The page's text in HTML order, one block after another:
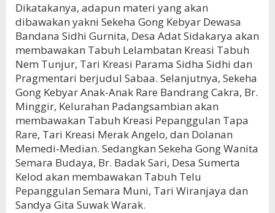
Dikatakanya, adapun materi yang akan
dibawakan yakni Sekeha Gong Kebyar Dewasa
Bandana Sidhi Gurnita, Desa Adat Sidakarya akan
membawakan Tabuh Lelambatan Kreasi Tabuh
Nem Tunjur, Tari Kreasi Parama Sidha Sidhi dan
Pragmentari berjudul Sabaa. Selanjutnya, Sekeha
Gong Kebyar Anak-Anak Rare Bandrang Cakra, Br.
Minggir, Kelurahan Padangsambian akan
membawakan Tabuh Kreasi Pepanggulan Tapa
Rare, Tari Kreasi Merak Angelo, dan Dolanan
Memedi-Median. Sedangkan Sekeha Gong Wanita
Semara Budaya, Br. Badak Sari, Desa Sumerta
Kelod akan membawakan Tabuh Telu
Pepanggulan Semara Muni, Tari Wiranjaya dan
Sandya Gita Suwak Warak.